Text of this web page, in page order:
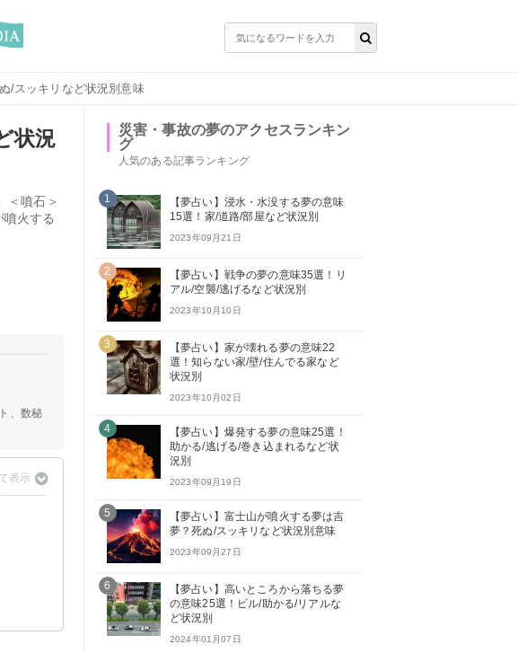
/スッキリなど状況別意味
状況
＜噴石＞
火する
、数秘
災害・事故の夢のアクセスランキン
グ
人気のある記事ランキング
1
【夢占い】浸水・水没する夢の意味
15選！家/道路/部屋など状況別
2023年09月21日
2
【夢占い】戦争の夢の意味35選！リ
アル/空襲/逃げるなど状況別
2023年10月10日
3
【夢占い】家が壊れる夢の意味22
選！知らない家/壁/住んでる家など
状況別
2023年10月02日
4
【夢占い】爆発する夢の意味25選！
助かる/逃げる/巻き込まれるなど状
況別
2023年09月19日
5
【夢占い】富士山が噴火する夢は吉
夢？死ぬ/スッキリなど状況別意味
2023年09月27日
6
【夢占い】高いところから落ちる夢
の意味25選！ビル/助かる/リアルな
ど状況別
2024年01月07日